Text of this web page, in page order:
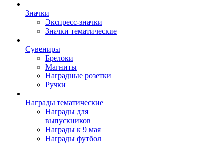
Значки
Экспресс-значки
Значки тематические
Сувениры
Брелоки
Магниты
Наградные розетки
Ручки
Награды тематические
Награды для
выпускников
Награды к 9 мая
Награды футбол